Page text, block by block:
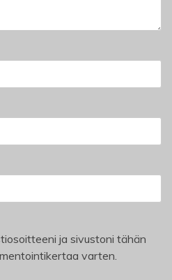
ja sivustoni tähän
varten.